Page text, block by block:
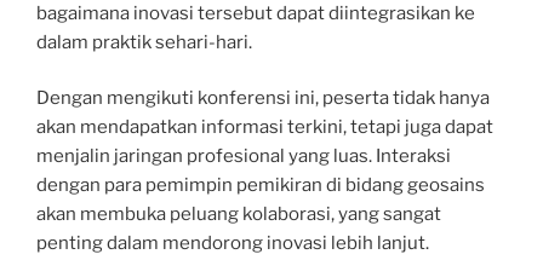
bagaimana inovasi tersebut dapat diintegrasikan ke
dalam praktik sehari-hari.
Dengan mengikuti konferensi ini, peserta tidak hanya
akan mendapatkan informasi terkini, tetapi juga dapat
menjalin jaringan profesional yang luas. Interaksi
dengan para pemimpin pemikiran di bidang geosains
akan membuka peluang kolaborasi, yang sangat
penting dalam mendorong inovasi lebih lanjut.